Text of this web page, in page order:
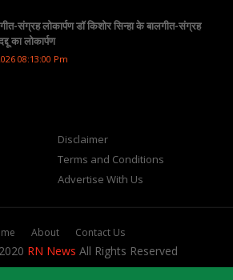
संग्रह लोकार्पण डॉ किशोर सिन्हा के बालगीत-संग्रह
का लोकार्पण
08:13:00 Pm
Disclaimer
Terms and Conditions
Advertise With Us
About Contact Us
RN News All Rights Reserved